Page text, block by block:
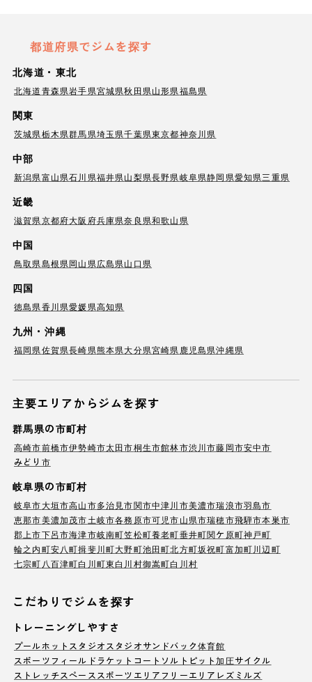
都道府県でジムを探す
北海道・東北
北海道青森県岩手県宮城県秋田県山形県福島県
関東
茨城県栃木県群馬県埼玉県千葉県東京都神奈川県
中部
新潟県富山県石川県福井県山梨県長野県岐阜県静岡県愛知県三重県
近畿
滋賀県京都府大阪府兵庫県奈良県和歌山県
中国
鳥取県島根県岡山県広島県山口県
四国
徳島県香川県愛媛県高知県
九州・沖縄
福岡県佐賀県長崎県熊本県大分県宮崎県鹿児島県沖縄県
主要エリアからジムを探す
群馬県の市町村
高崎市前橋市伊勢崎市太田市桐生市館林市渋川市藤岡市安中市
みどり市
岐阜県の市町村
岐阜市大垣市高山市多治見市関市中津川市美濃市瑞浪市羽島市
恵那市美濃加茂市土岐市各務原市可児市山県市瑞穂市飛騨市本巣市
郡上市下呂市海津市岐南町笠松町養老町垂井町関ケ原町神戸町
輪之内町安八町揖斐川町大野町池田町北方町坂祝町富加町川辺町
七宗町八百津町白川町東白川村御嵩町白川村
こだわりでジムを探す
トレーニングしやすさ
プールホットスタジオスタジオサンドバック体育館
スポーツフィールド ラケットコート ソルトピット加圧サイクル
ストレッチスペーススポーツエリア フリーエリア レズミルズ